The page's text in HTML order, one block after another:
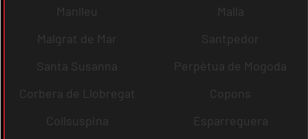
Manlleu
Malla
Malgrat de Mar
Santpedor
Santa Susanna
Perpètua de Mogoda
Corbera de Llobregat
Copons
Collsuspina
Esparreguera